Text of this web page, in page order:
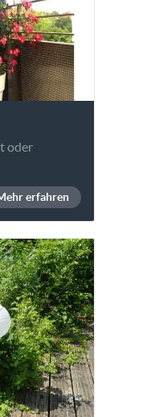
oder
erfahren